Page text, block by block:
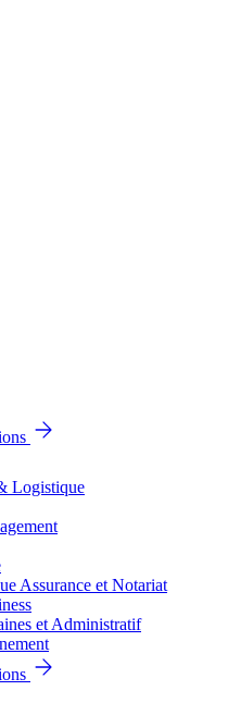
Logistique
Assurance et Notariat
et Administratif